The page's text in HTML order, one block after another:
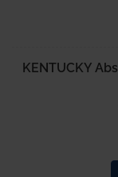
KENTUCKY